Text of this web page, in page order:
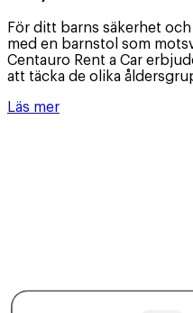
För ditt barns säkerhet
med en barnstol som
Centauro Rent a Car
att täcka de olika
Läs mer